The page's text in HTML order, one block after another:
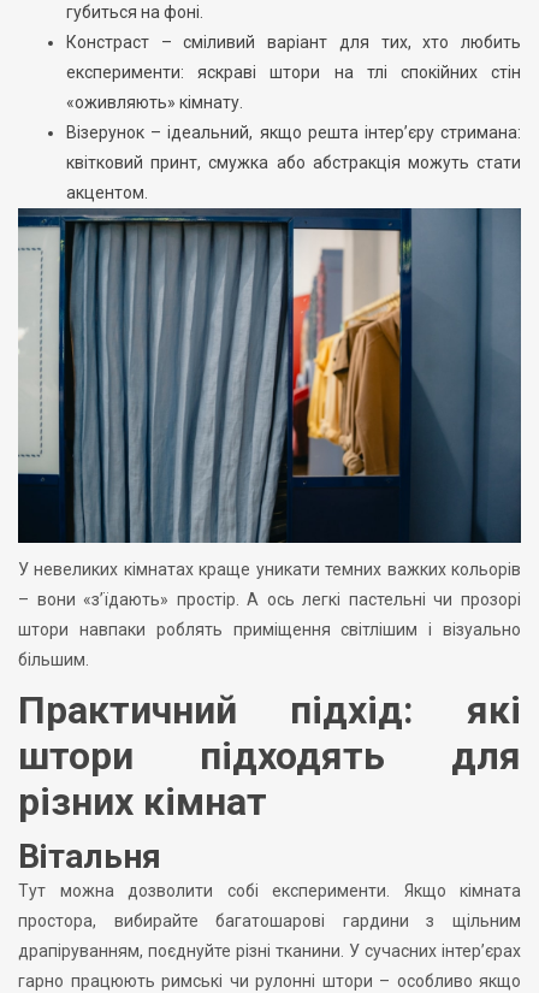
губиться на фоні.
Констраст – сміливий варіант для тих, хто любить
експерименти: яскраві штори на тлі спокійних стін
«оживляють» кімнату.
Візерунок – ідеальний, якщо решта інтер’єру стримана:
квітковий принт, смужка або абстракція можуть стати
акцентом.
У невеликих кімнатах краще уникати темних важких кольорів
– вони «з’їдають» простір. А ось легкі пастельні чи прозорі
штори навпаки роблять приміщення світлішим і візуально
більшим.
Практичний підхід: які
штори підходять для
різних кімнат
Вітальня
Тут можна дозволити собі експерименти. Якщо кімната
простора, вибирайте багатошарові гардини з щільним
драпіруванням, поєднуйте різні тканини. У сучасних інтер’єрах
гарно працюють римські чи рулонні штори – особливо якщо